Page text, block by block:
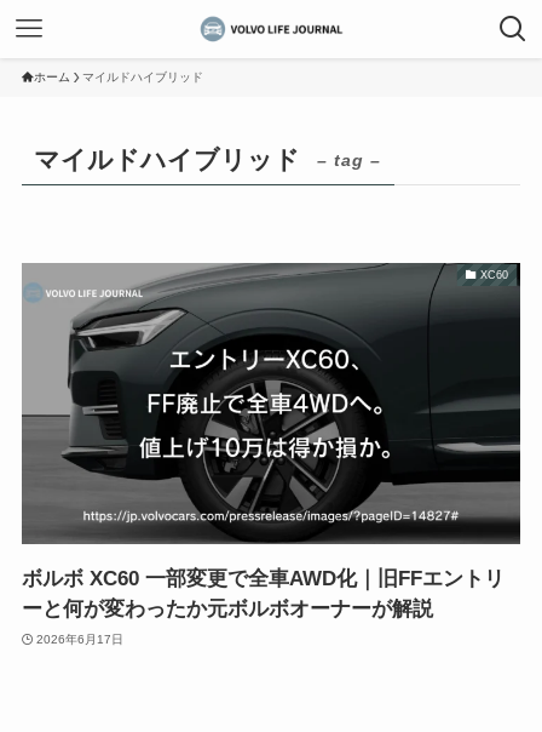
ホーム マイルドハイブリッド
マイルドハイブリッド – tag –
XC60
ボルボ XC60 一部変更で全車AWD化｜旧FFエントリ
ーと何が変わったか元ボルボオーナーが解説
2026年6月17日